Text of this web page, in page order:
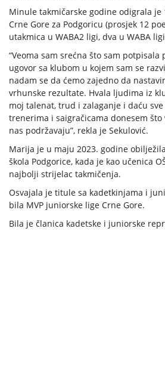
Minule takmičarske godine odigrala je
Crne Gore za Podgoricu (prosjek 12
utakmica u WABA2 ligi, dva u WABA
“Veoma sam srećna što sam
ugovor sa klubom u kojem sam se
nadam se da ćemo zajedno da
vrhunske rezultate. Hvala ljudima iz
moj talenat, trud i zalaganje i daću
trenerima i saigračicama donesem
nas podržavaju”, rekla je Sekulović.
Marija je u maju 2023. godine
škola Podgorice, kada je kao učenica
najbolji strijelac takmičenja.
Osvajala je titule sa kadetkinjama i
bila MVP juniorske lige Crne Gore.
Bila je članica kadetske i juniorske